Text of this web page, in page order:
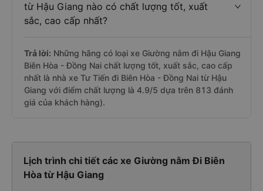
từ Hậu Giang nào có chất lượng tốt, xuất
sắc, cao cấp nhất?
Trả lời: Những hãng có loại xe Giường nằm đi Hậu Giang
Biên Hòa - Đồng Nai chất lượng tốt, xuất sắc, cao cấp
nhất là nhà xe Tư Tiến đi Biên Hòa - Đồng Nai từ Hậu
Giang với điểm chất lượng là 4.9/5 dựa trên 813 đánh
giá của khách hàng).
Lịch trình chi tiết các xe Giường nằm Đi Biên
Hòa từ Hậu Giang